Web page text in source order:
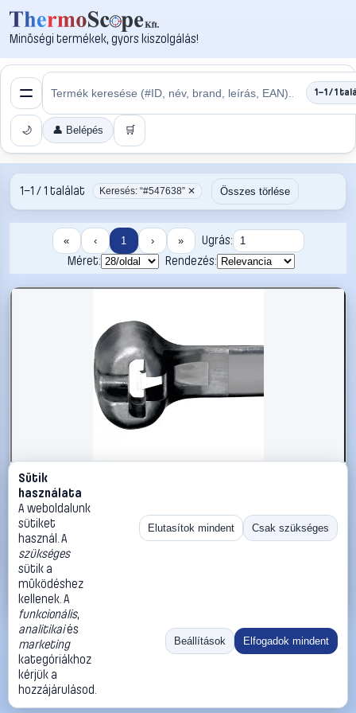
Minőségi termékek, gyors kiszolgálás!
1–1 / 1
🌙 👤 Belépés 🛒
1–1 / 1 találat Keresés: “#547638” ✕ Összes törlése
« ‹ 1 › »
Ugrás:
Méret:
Rendezés:
#547638
Panduit CVR200ABK BT2M-C0 Kábelkötöző 201 mm 2.40
mm Fekete Fém nyelvvel, UV stabilizált, Időjárásálló 1 db
Panduit
185 Ft
Kosárba
«
Ugrás:
Méret:
Rendezés:
©2026
ThermoScope
ÁSZF
Cégbemutató
Sütik
használata
A weboldalunk
sütiket
használ. A
szükséges
sütik a
működéshez
kellenek. A
funkcionális,
analitikaiés
marketing
kategóriákhoz
kérjük a
hozzájárulásod.
Elutasítok mindent Csak szükséges
Beállítások Elfogadok mindent